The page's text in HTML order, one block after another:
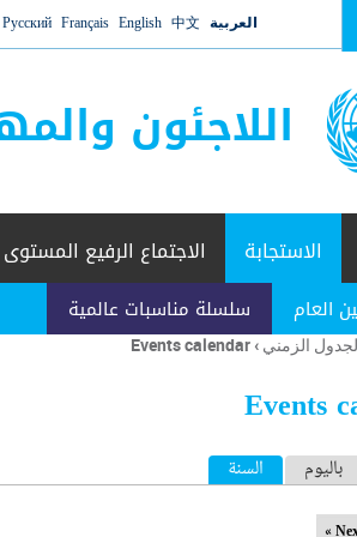
العربية 中文
English
Français
Русский
اللاجئون
الاستجابة
العام سلسلة مناسبات عالمية
الاجتماع الرفيع المستوى
الزمني ›
Events calendar
Events
باليوم السنة (علامة التبويب النشطة)